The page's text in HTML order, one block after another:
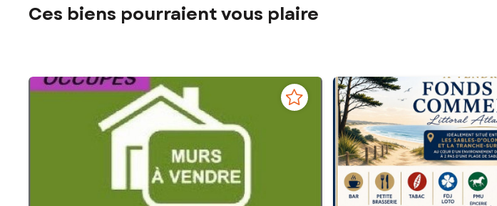
Ces biens pourraient vous plaire